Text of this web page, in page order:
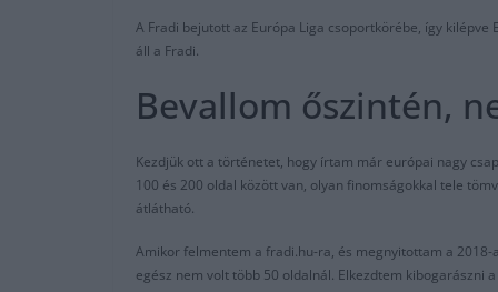
A Fradi bejutott az Európa Liga csoportkörébe, így
áll a Fradi.
Bevallom őszintén,
Kezdjük ott a történetet, hogy írtam már európai nagy
100 és 200 oldal között van, olyan finomságokkal tele
átlátható.
Amikor felmentem a fradi.hu-ra, és megnyitottam a
egész nem volt több 50 oldalnál. Elkezdtem kibogarászni